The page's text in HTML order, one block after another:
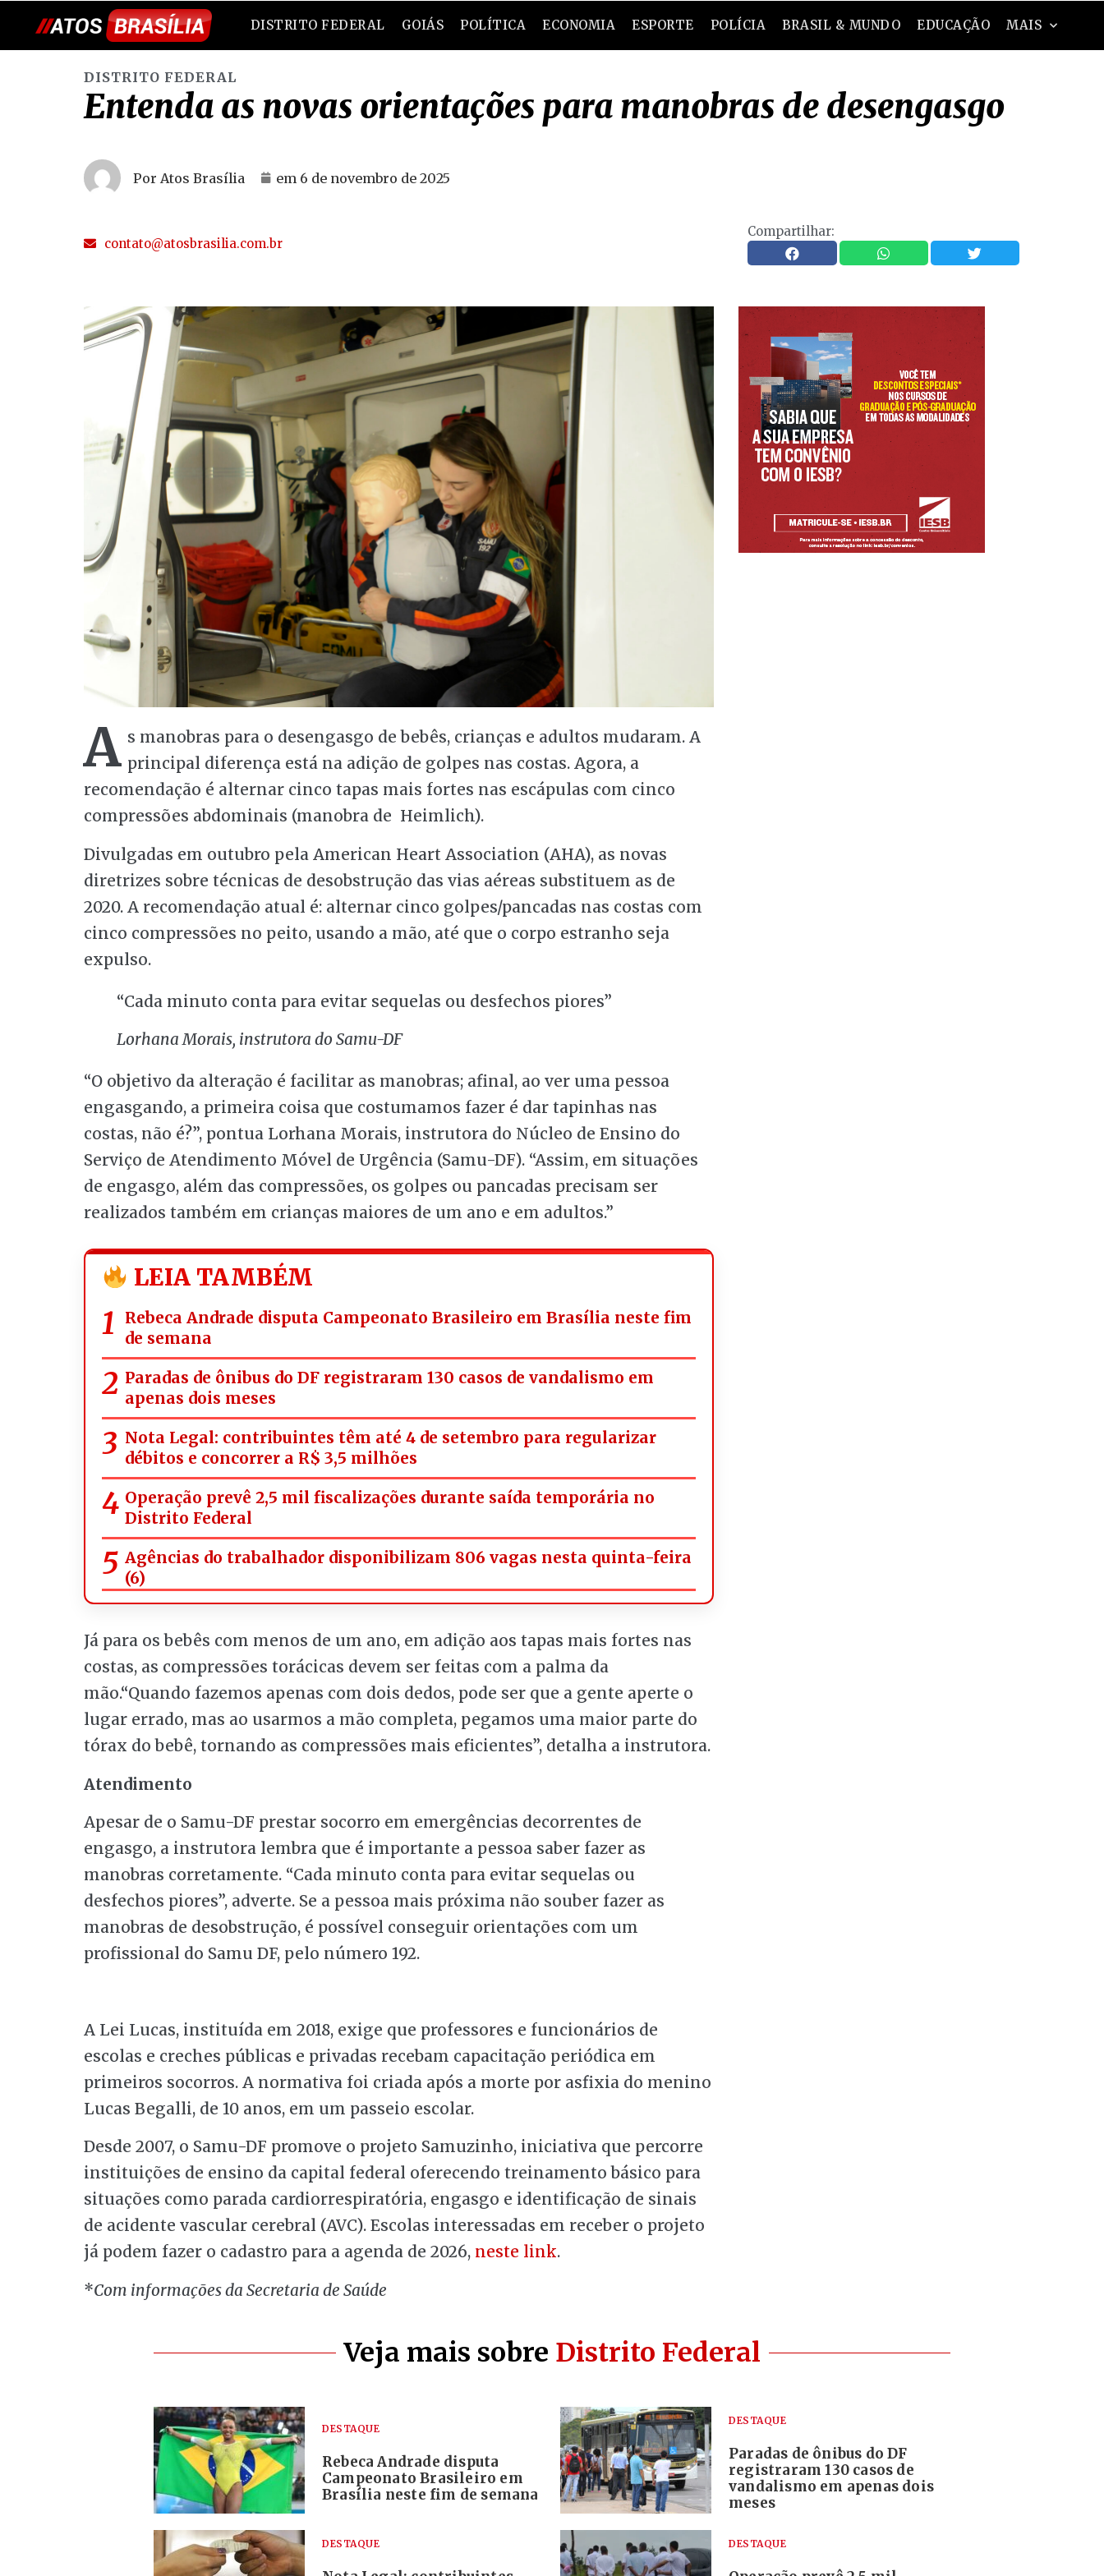
DISTRITO FEDERAL GOIÁS POLÍTICA ECONOMIA ESPORTE POLÍCIA BRASIL & MUNDO EDUCAÇÃO MAIS
DISTRITO FEDERAL
Entenda as novas orientações para manobras de desengasgo
Por Atos Brasília em 6 de novembro de 2025
contato@atosbrasilia.com.br
Compartilhar:
A s manobras para o desengasgo de bebês, crianças e adultos mudaram. A
principal diferença está na adição de golpes nas costas. Agora, a
recomendação é alternar cinco tapas mais fortes nas escápulas com cinco
compressões abdominais (manobra de Heimlich).
Divulgadas em outubro pela American Heart Association (AHA), as novas
diretrizes sobre técnicas de desobstrução das vias aéreas substituem as de
2020. A recomendação atual é: alternar cinco golpes/pancadas nas costas com
cinco compressões no peito, usando a mão, até que o corpo estranho seja
expulso.
“Cada minuto conta para evitar sequelas ou desfechos piores”
Lorhana Morais, instrutora do Samu-DF
“O objetivo da alteração é facilitar as manobras; afinal, ao ver uma pessoa
engasgando, a primeira coisa que costumamos fazer é dar tapinhas nas
costas, não é?”, pontua Lorhana Morais, instrutora do Núcleo de Ensino do
Serviço de Atendimento Móvel de Urgência (Samu-DF). “Assim, em situações
de engasgo, além das compressões, os golpes ou pancadas precisam ser
realizados também em crianças maiores de um ano e em adultos.”
LEIA TAMBÉM
Rebeca Andrade disputa Campeonato Brasileiro em Brasília neste fim
de semana
Paradas de ônibus do DF registraram 130 casos de vandalismo em
apenas dois meses
Nota Legal: contribuintes têm até 4 de setembro para regularizar
débitos e concorrer a R$ 3,5 milhões
Operação prevê 2,5 mil fiscalizações durante saída temporária no
Distrito Federal
Agências do trabalhador disponibilizam 806 vagas nesta quinta-feira
(6)
Já para os bebês com menos de um ano, em adição aos tapas mais fortes nas
costas, as compressões torácicas devem ser feitas com a palma da
mão.“Quando fazemos apenas com dois dedos, pode ser que a gente aperte o
lugar errado, mas ao usarmos a mão completa, pegamos uma maior parte do
tórax do bebê, tornando as compressões mais eficientes”, detalha a instrutora.
Atendimento
Apesar de o Samu-DF prestar socorro em emergências decorrentes de
engasgo, a instrutora lembra que é importante a pessoa saber fazer as
manobras corretamente. “Cada minuto conta para evitar sequelas ou
desfechos piores”, adverte. Se a pessoa mais próxima não souber fazer as
manobras de desobstrução, é possível conseguir orientações com um
profissional do Samu DF, pelo número 192.
A Lei Lucas, instituída em 2018, exige que professores e funcionários de
escolas e creches públicas e privadas recebam capacitação periódica em
primeiros socorros. A normativa foi criada após a morte por asfixia do menino
Lucas Begalli, de 10 anos, em um passeio escolar.
Desde 2007, o Samu-DF promove o projeto Samuzinho, iniciativa que percorre
instituições de ensino da capital federal oferecendo treinamento básico para
situações como parada cardiorrespiratória, engasgo e identificação de sinais
de acidente vascular cerebral (AVC). Escolas interessadas em receber o projeto
já podem fazer o cadastro para a agenda de 2026, neste link.
*Com informações da Secretaria de Saúde
Veja mais sobre Distrito Federal
DESTAQUE
Rebeca Andrade disputa
Campeonato Brasileiro em
Brasília neste fim de semana
DESTAQUE
Paradas de ônibus do DF
registraram 130 casos de
vandalismo em apenas dois
meses
DESTAQUE DESTAQUE